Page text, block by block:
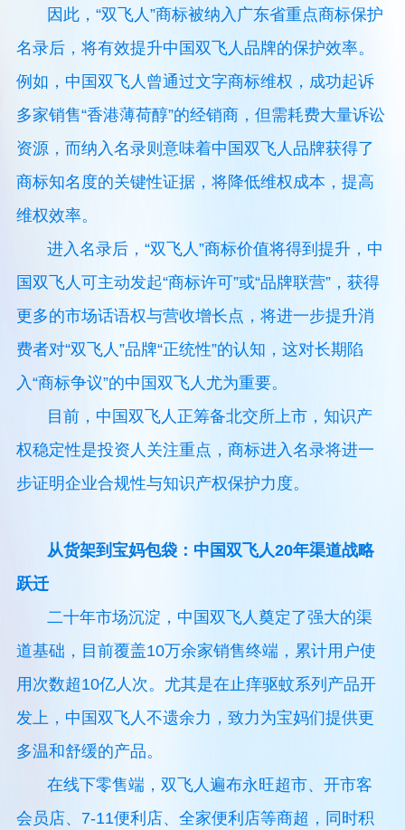
因此，“双飞人”商标被纳入广东省重点商标保护
名录后，将有效提升中国双飞人品牌的保护效率。
例如，中国双飞人曾通过文字商标维权，成功起诉
多家销售“香港薄荷醇”的经销商，但需耗费大量诉讼
资源，而纳入名录则意味着中国双飞人品牌获得了
商标知名度的关键性证据，将降低维权成本，提高
维权效率。
进入名录后，“双飞人”商标价值将得到提升，中
国双飞人可主动发起“商标许可”或“品牌联营”，获得
更多的市场话语权与营收增长点，将进一步提升消
费者对“双飞人”品牌“正统性”的认知，这对长期陷
入“商标争议”的中国双飞人尤为重要。
目前，中国双飞人正筹备北交所上市，知识产
权稳定性是投资人关注重点，商标进入名录将进一
步证明企业合规性与知识产权保护力度。
从货架到宝妈包袋：中国双飞人20年渠道战略
跃迁
二十年市场沉淀，中国双飞人奠定了强大的渠
道基础，目前覆盖10万余家销售终端，累计用户使
用次数超10亿人次。尤其是在止痒驱蚊系列产品开
发上，中国双飞人不遗余力，致力为宝妈们提供更
多温和舒缓的产品。
在线下零售端，双飞人遍布永旺超市、开市客
会员店、7-11便利店、全家便利店等商超，同时积